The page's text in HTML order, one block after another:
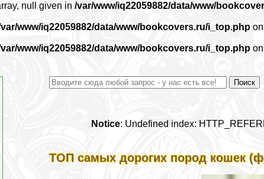
null given in /var/www/iq22059882/data/www/
www/iq22059882/data/www/bookcovers.ru/i_top.php
www/iq22059882/data/www/bookcovers.ru/i_top.php
Notice: Undefined index:
ТОП самых дорогих пород кошек